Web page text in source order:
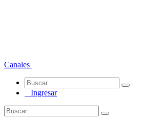
Canales
Ingresar